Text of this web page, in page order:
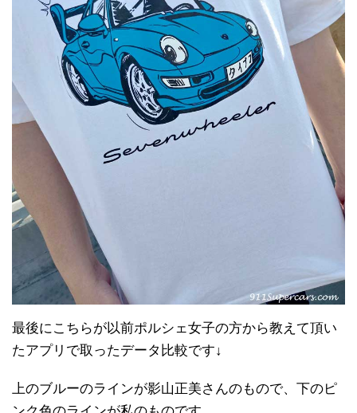
最後にこちらが以前ポルシェ女子の方から教えて頂い
たアプリで取ったデータ比較です↓
上のブルーのラインが影山正美さんのもので、下のピ